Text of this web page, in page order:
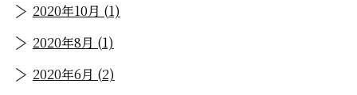
2020年10月 (1)
2020年8月 (1)
2020年6月 (2)